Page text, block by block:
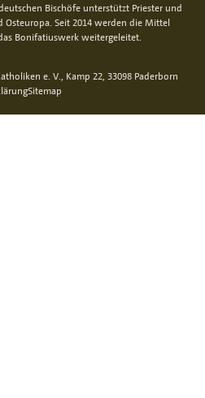
Bischöfe unterstützt Priester und
Seit 2014 werden die Mittel
Bonifatiuswerk weitergeleitet.
e. V., Kamp 22, 33098 Paderborn
Sitemap